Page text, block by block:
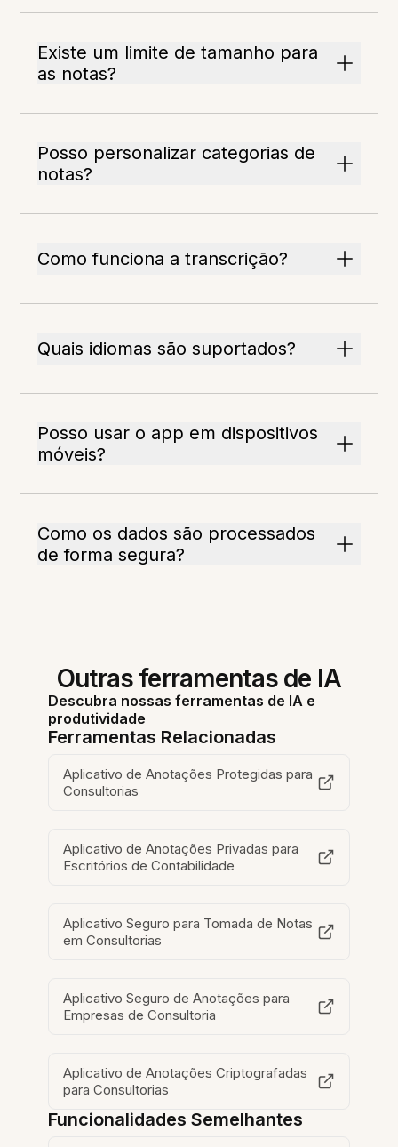
Existe um limite de tamanho para
as notas?
Posso personalizar categorias de
notas?
Como funciona a transcrição?
Quais idiomas são suportados?
Posso usar o app em dispositivos
móveis?
Como os dados são processados
de forma segura?
Outras ferramentas de IA
Descubra nossas ferramentas de IA e
produtividade
Ferramentas Relacionadas
Aplicativo de Anotações Protegidas para
Consultorias
Aplicativo de Anotações Privadas para
Escritórios de Contabilidade
Aplicativo Seguro para Tomada de Notas
em Consultorias
Aplicativo Seguro de Anotações para
Empresas de Consultoria
Aplicativo de Anotações Criptografadas
para Consultorias
Funcionalidades Semelhantes